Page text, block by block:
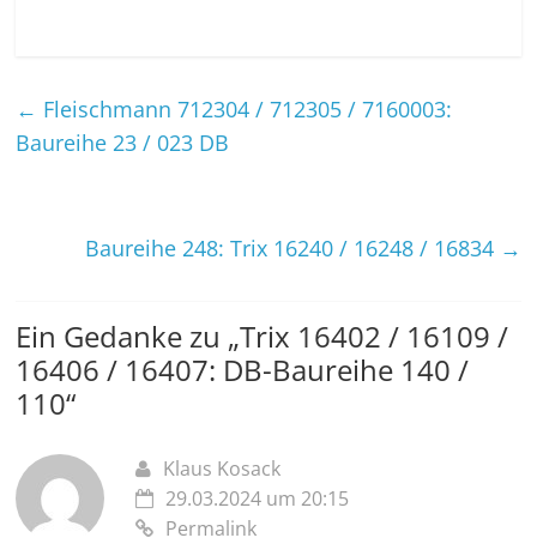
← Fleischmann 712304 / 712305 / 7160003:
Baureihe 23 / 023 DB
Baureihe 248: Trix 16240 / 16248 / 16834 →
Ein Gedanke zu „Trix 16402 / 16109 /
16406 / 16407: DB-Baureihe 140 /
110“
Klaus Kosack
29.03.2024 um 20:15
Permalink